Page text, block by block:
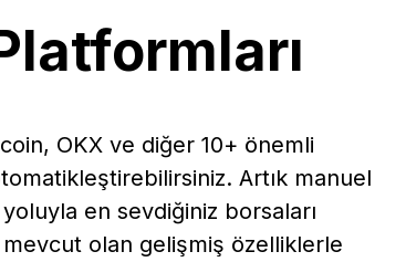
OKX ve diğer 10+ önemli
Artık manuel
en sevdiğiniz borsaları
mevcut olan gelişmiş özelliklerle